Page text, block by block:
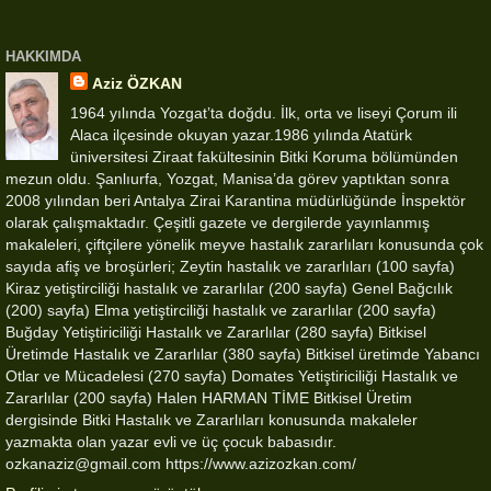
HAKKIMDA
Aziz ÖZKAN
1964 yılında Yozgat’ta doğdu. İlk, orta ve liseyi Çorum ili
Alaca ilçesinde okuyan yazar.1986 yılında Atatürk
üniversitesi Ziraat fakültesinin Bitki Koruma bölümünden
mezun oldu. Şanlıurfa, Yozgat, Manisa’da görev yaptıktan sonra
2008 yılından beri Antalya Zirai Karantina müdürlüğünde İnspektör
olarak çalışmaktadır. Çeşitli gazete ve dergilerde yayınlanmış
makaleleri, çiftçilere yönelik meyve hastalık zararlıları konusunda çok
sayıda afiş ve broşürleri; Zeytin hastalık ve zararlıları (100 sayfa)
Kiraz yetiştirciliği hastalık ve zararlılar (200 sayfa) Genel Bağcılık
(200) sayfa) Elma yetiştirciliği hastalık ve zararlılar (200 sayfa)
Buğday Yetiştiriciliği Hastalık ve Zararlılar (280 sayfa) Bitkisel
Üretimde Hastalık ve Zararlılar (380 sayfa) Bitkisel üretimde Yabancı
Otlar ve Mücadelesi (270 sayfa) Domates Yetiştiriciliği Hastalık ve
Zararlılar (200 sayfa) Halen HARMAN TİME Bitkisel Üretim
dergisinde Bitki Hastalık ve Zararlıları konusunda makaleler
yazmakta olan yazar evli ve üç çocuk babasıdır.
ozkanaziz@gmail.com https://www.azizozkan.com/